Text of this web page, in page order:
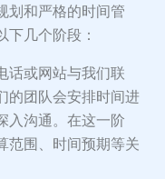
划和严格的时间管
几个阶段：
话或网站与我们联
的团队会安排时间进
入沟通。在这一阶
范围、时间预期等关